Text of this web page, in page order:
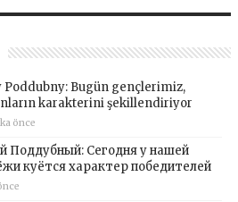
Poddubny: Bugün gençlerimiz,
karakterini şekillendiriyor
önce
Поддубный: Сегодня у нашей
куётся характер победителей